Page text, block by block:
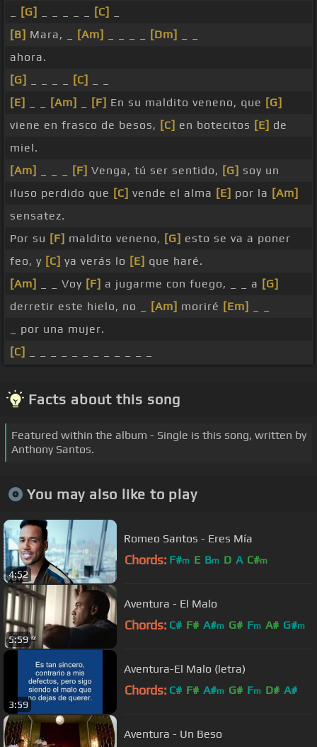
[G] [C]
[B] Mara, _ [Am] [Dm]
ahora.
[G]
[C]
[E]
[Am] [F] En su maldito veneno, que [G]
viene en frasco de besos, [C] en botecitos [E] de
miel.
[Am]
[F] Venga, tú ser sentido, [G] soy un
iluso perdido que [C] vende el alma [E] por la [Am]
sensatez.
Por su [F] maldito veneno, [G] esto se va a poner
feo, y [C] ya verás lo [E] que haré.
[Am]
_ _ Voy [F] a jugarme con fuego, _ _ a [G]
derretir este hielo, no _
[Am] moriré [Em]
_ por una mujer.
[C]
Facts about this song
Featured within the album - Single is this song, written by
Anthony Santos.
You may also like to play
4:52
Romeo Santos - Eres Mía
Chords: F#m E Bm D A C#m
5:59
Aventura - El Malo
Chords: C# F# A#m G# Fm A# G#m
3:59
Aventura-El Malo (letra)
Chords: C# F# A#m G# Fm D# A#
Aventura - Un Beso